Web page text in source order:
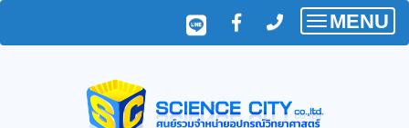
Toggle
MENU